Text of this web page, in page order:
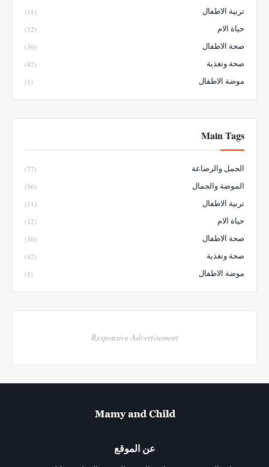
تربية الاطفال (11)
حياة الام (12)
صحة الاطفال (30)
صحة وتغذية (42)
موضة الاطفال (1)
Main Tags
الحمل والرضاعة (77)
الموضة والجمال (56)
تربية الاطفال (11)
حياة الام (12)
صحة الاطفال (30)
صحة وتغذية (42)
موضة الاطفال (1)
Responsive Advertisement
عن الموقع